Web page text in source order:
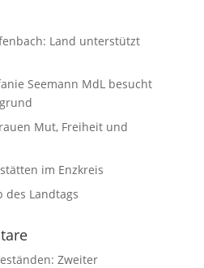
Land unterstützt
Seemann MdL besucht
Mut, Freiheit und
im Enzkreis
des Landtags
Zweiter